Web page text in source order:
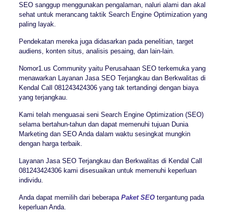
SEO sanggup menggunakan pengalaman, naluri alami dan akal
sehat untuk merancang taktik Search Engine Optimization yang
paling layak.
Pendekatan mereka juga didasarkan pada penelitian, target
audiens, konten situs, analisis pesaing, dan lain-lain.
Nomor1.us Community yaitu Perusahaan SEO terkemuka yang
menawarkan Layanan Jasa SEO Terjangkau dan Berkwalitas di
Kendal Call 081243424306 yang tak tertandingi dengan biaya
yang terjangkau.
Kami telah menguasai seni Search Engine Optimization (SEO)
selama bertahun-tahun dan dapat memenuhi tujuan Dunia
Marketing dan SEO Anda dalam waktu sesingkat mungkin
dengan harga terbaik.
Layanan Jasa SEO Terjangkau dan Berkwalitas di Kendal Call
081243424306 kami disesuaikan untuk memenuhi keperluan
individu.
Anda dapat memilih dari beberapa Paket SEOtergantung pada
keperluan Anda.